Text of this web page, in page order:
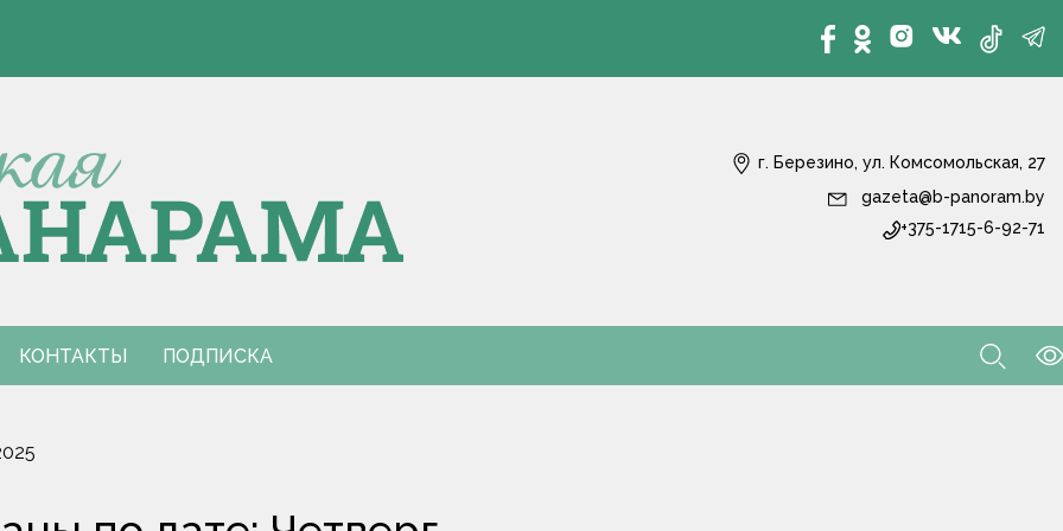
в составе международной экспедиции "Ледокол знаний"
в МЧС
дни для уборки и посадок
в составе международной экспедиции "Ледокол знаний"
по закупке фруктов и ягод раскрыта в Гомельской области
в МЧС
дни для уборки и посадок
г. Березино, ул. Комсомольская, 27
gazeta@b-panoram.by
+375-1715-6-92-71
КОНТАКТЫ ПОДПИСКА